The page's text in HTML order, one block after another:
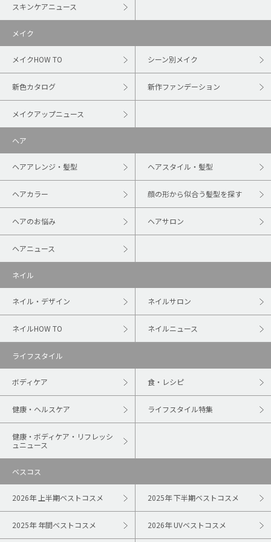
スキンケアニュース
メイク
メイクHOW TO シーン別メイク
新色カタログ 新作ファンデーション
メイクアップニュース
ヘア
ヘアアレンジ・髪型 ヘアスタイル・髪型
ヘアカラー 顔の形から似合う髪型を探す
ヘアのお悩み ヘアサロン
ヘアニュース
ネイル
ネイル・デザイン ネイルサロン
ネイルHOW TO ネイルニュース
ライフスタイル
ボディケア 食・レシピ
健康・ヘルスケア ライフスタイル特集
健康・ボディケア・リフレッシ
ュニュース
ベスコス
2026年 上半期ベストコスメ 2025年 下半期ベストコスメ
2025年 年間ベストコスメ 2026年 UVベストコスメ